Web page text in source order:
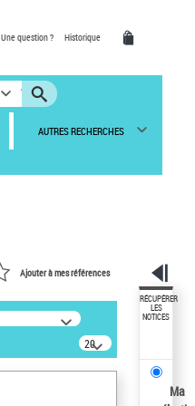
Une question ? Historique
AUTRES RECHERCHES
Ajouter à mes références
20
résultats/page
RÉCUPÉRER
LES
NOTICES
Ma